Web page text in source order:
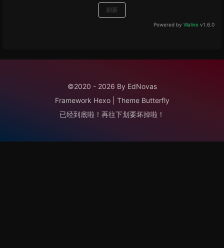
刷新
Powered by Waline v1.6.0
©2020 - 2026 By EdNovas
Framework Hexo Theme Butterfly
已经到底啦！再往下划要坏掉啦！